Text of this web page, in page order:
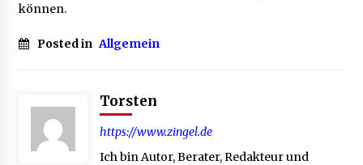
können.
Posted in Allgemein
Torsten
https://www.zingel.de
Ich bin Autor, Berater, Redakteur und